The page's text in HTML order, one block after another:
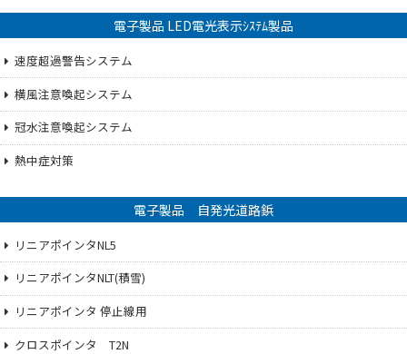
電子製品 LED電光表示ｼｽﾃﾑ製品
速度超過警告システム
横風注意喚起システム
冠水注意喚起システム
熱中症対策
電子製品 自発光道路鋲
リニアポインタNL5
リニアポインタNLT(積雪)
リニアポインタ 停止線用
クロスポインタ T2N